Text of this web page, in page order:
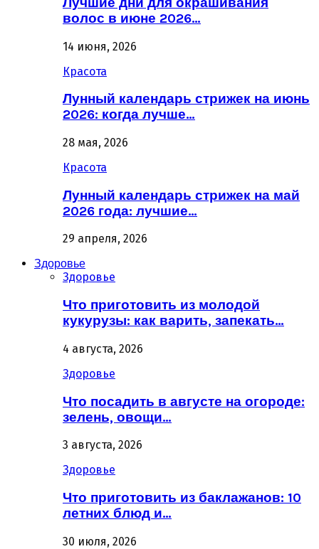
волос в июне 2026…
14 июня, 2026
Красота
Лунный календарь стрижек на июнь
2026: когда лучше…
28 мая, 2026
Красота
Лунный календарь стрижек на май
2026 года: лучшие…
29 апреля, 2026
Здоровье
Здоровье
Что приготовить из молодой
кукурузы: как варить, запекать…
4 августа, 2026
Здоровье
Что посадить в августе на огороде:
зелень, овощи…
3 августа, 2026
Здоровье
Что приготовить из баклажанов: 10
летних блюд и…
30 июля, 2026